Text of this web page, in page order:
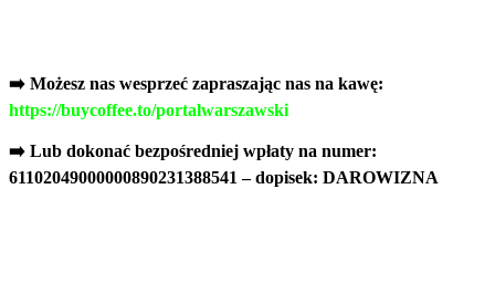
➡️ Możesz nas wesprzeć zapraszając nas na kawę:
https://buycoffee.to/portalwarszawski
➡️ Lub dokonać bezpośredniej wpłaty na numer:
61102049000000890231388541 – dopisek: DAROWIZNA